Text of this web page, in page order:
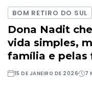
BOM RETIRO DO SUL
Dona Nadit
vida simples,
família e pelas
15 DE JANEIRO DE 2026 7